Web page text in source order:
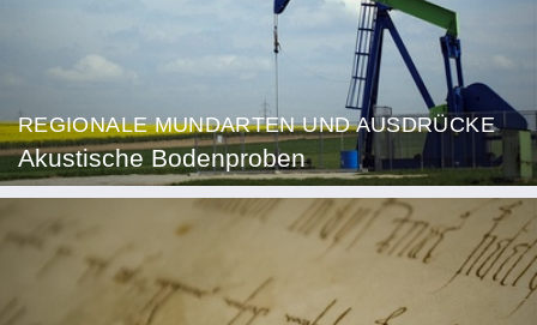
REGIONALE MUNDARTEN UND AUSDRÜCKE
Akustische Bodenproben